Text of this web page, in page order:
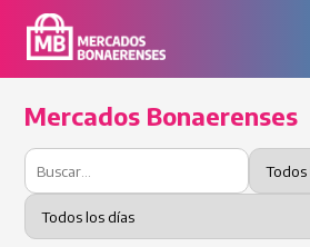
Mercados Bonaerenses